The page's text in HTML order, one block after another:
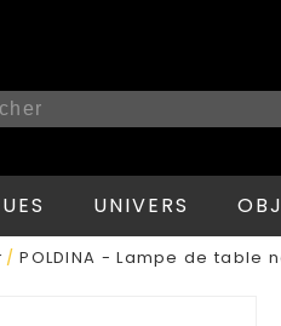
UNIVERS
/ POLDINA - Lampe de table